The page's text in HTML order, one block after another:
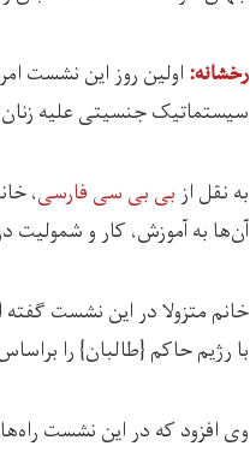
رخشانه:‌
سیستماتیک جنسیتی علیه
به نقل ازبی بی سی فارسی،
آن‌ها به آموزش، کار و شمولیت
خانم متزولا در این نشست گفته
با رژیم حاکم {طالبان} را
وی افزود که در این نشست